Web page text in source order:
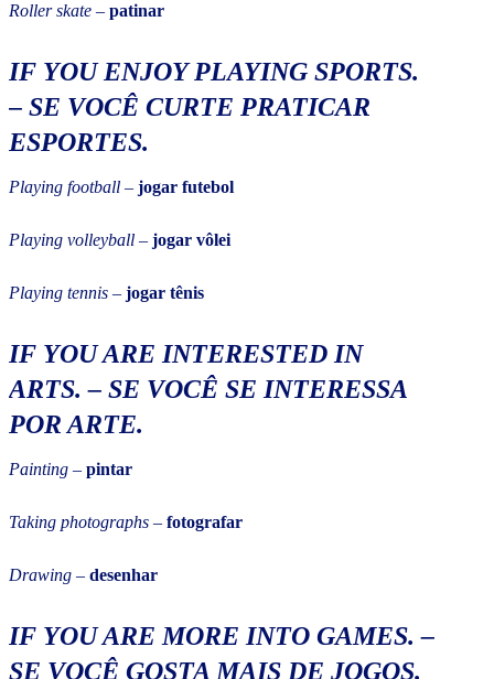
Roller skate – patinar
IF YOU ENJOY PLAYING SPORTS.
– SE VOCÊ CURTE PRATICAR
ESPORTES.
Playing football – jogar futebol
Playing volleyball – jogar vôlei
Playing tennis – jogar tênis
IF YOU ARE INTERESTED IN
ARTS. – SE VOCÊ SE INTERESSA
POR ARTE.
Painting – pintar
Taking photographs – fotografar
Drawing – desenhar
IF YOU ARE MORE INTO GAMES. –
SE VOCÊ GOSTA MAIS DE JOGOS.